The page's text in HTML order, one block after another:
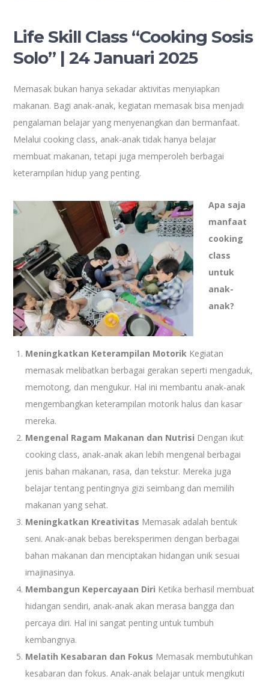
Life Skill Class “Cooking Sosis
Solo” | 24 Januari 2025
Memasak bukan hanya sekadar aktivitas menyiapkan
makanan. Bagi anak-anak, kegiatan memasak bisa menjadi
pengalaman belajar yang menyenangkan dan bermanfaat.
Melalui cooking class, anak-anak tidak hanya belajar
membuat makanan, tetapi juga memperoleh berbagai
keterampilan hidup yang penting.
Apa saja
manfaat
cooking
class
untuk
anak-
anak?
Meningkatkan Keterampilan Motorik Kegiatan
memasak melibatkan berbagai gerakan seperti mengaduk,
memotong, dan mengukur. Hal ini membantu anak-anak
mengembangkan keterampilan motorik halus dan kasar
mereka.
Mengenal Ragam Makanan dan Nutrisi Dengan ikut
cooking class, anak-anak akan lebih mengenal berbagai
jenis bahan makanan, rasa, dan tekstur. Mereka juga
belajar tentang pentingnya gizi seimbang dan memilih
makanan yang sehat.
Meningkatkan Kreativitas Memasak adalah bentuk
seni. Anak-anak bebas bereksperimen dengan berbagai
bahan makanan dan menciptakan hidangan unik sesuai
imajinasinya.
Membangun Kepercayaan Diri Ketika berhasil membuat
hidangan sendiri, anak-anak akan merasa bangga dan
percaya diri. Hal ini sangat penting untuk tumbuh
kembangnya.
Melatih Kesabaran dan Fokus Memasak membutuhkan
kesabaran dan fokus. Anak-anak belajar untuk mengikuti